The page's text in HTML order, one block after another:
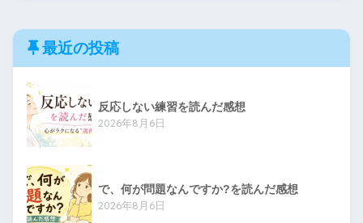
最近の投稿
反応しない練習を読んだ感想
2026年8月6日
で、何が問題なんですか?を読んだ感想
2026年8月6日